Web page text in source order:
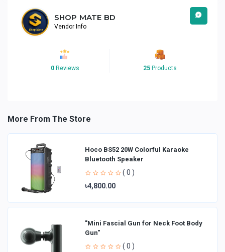
SHOP MATE BD
Vendor Info
0 Reviews 25 Products
More From The Store
Hoco BS52 20W Colorful Karaoke
Bluetooth Speaker
( 0 )
৳4,800.00
"Mini Fascial Gun for Neck Foot Body
Gun"
( 0 )